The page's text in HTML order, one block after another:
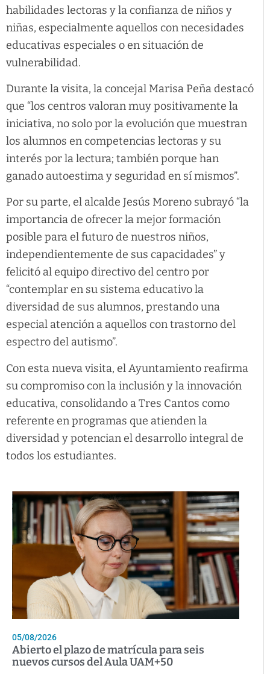
habilidades lectoras y la confianza de niños y
niñas, especialmente aquellos con necesidades
educativas especiales o en situación de
vulnerabilidad.
Durante la visita, la concejal Marisa Peña destacó
que “los centros valoran muy positivamente la
iniciativa, no solo por la evolución que muestran
los alumnos en competencias lectoras y su
interés por la lectura; también porque han
ganado autoestima y seguridad en sí mismos”.
Por su parte, el alcalde Jesús Moreno subrayó “la
importancia de ofrecer la mejor formación
posible para el futuro de nuestros niños,
independientemente de sus capacidades” y
felicitó al equipo directivo del centro por
“contemplar en su sistema educativo la
diversidad de sus alumnos, prestando una
especial atención a aquellos con trastorno del
espectro del autismo”.
Con esta nueva visita, el Ayuntamiento reafirma
su compromiso con la inclusión y la innovación
educativa, consolidando a Tres Cantos como
referente en programas que atienden la
diversidad y potencian el desarrollo integral de
todos los estudiantes.
05/08/2026
Abierto el plazo de matrícula para seis
nuevos cursos del Aula UAM+50